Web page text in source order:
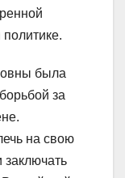
была
за
на свою